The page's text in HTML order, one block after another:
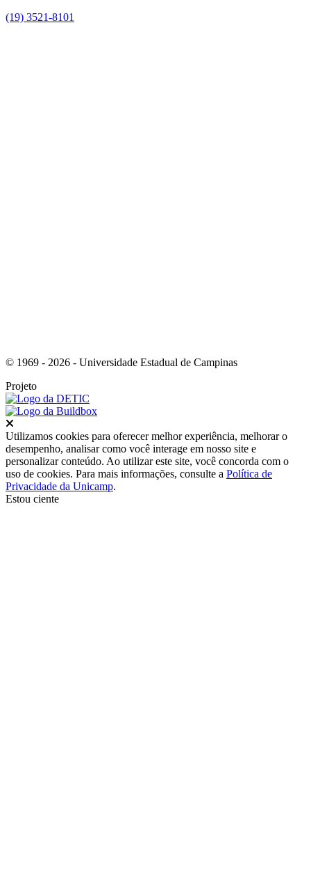
(19) 3521-8101
© 1969 - 2026 - Universidade Estadual de Campinas
Projeto
Utilizamos cookies para oferecer melhor experiência, melhorar o
desempenho, analisar como você interage em nosso site e
personalizar conteúdo. Ao utilizar este site, você concorda com o
uso de cookies. Para mais informações, consulte a Política de
Privacidade da Unicamp.
Estou ciente